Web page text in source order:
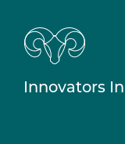
Innovators